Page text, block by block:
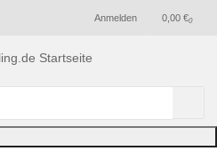
Anmelden 0
0,00 €